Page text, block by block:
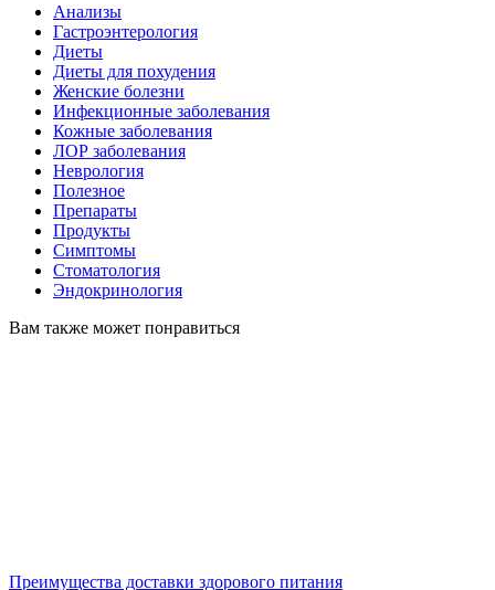
Анализы
Гастроэнтерология
Диеты
Диеты для похудения
Женские болезни
Инфекционные заболевания
Кожные заболевания
ЛОР заболевания
Неврология
Полезное
Препараты
Продукты
Симптомы
Стоматология
Эндокринология
Вам также может понравиться
Преимущества доставки здорового питания